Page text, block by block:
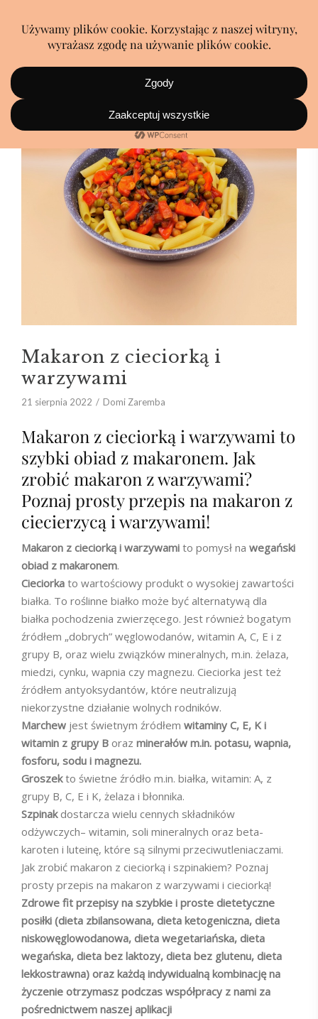
Makaron z cieciorką i
warzywami
21 sierpnia 2022 Domi Zaremba
Makaron z cieciorką i warzywami to
szybki obiad z makaronem. Jak
zrobić makaron z warzywami?
Poznaj prosty przepis na makaron z
ciecierzycą i warzywami!
Makaron z cieciorką i warzywami to pomysł na wegański
obiad z makaronem.
Cieciorka to wartościowy produkt o wysokiej zawartości
białka. To roślinne białko może być alternatywą dla
białka pochodzenia zwierzęcego. Jest również bogatym
źródłem „dobrych” węglowodanów, witamin A, C, E i z
grupy B, oraz wielu związków mineralnych, m.in. żelaza,
miedzi, cynku, wapnia czy magnezu. Cieciorka jest też
źródłem antyoksydantów, które neutralizują
niekorzystne działanie wolnych rodników.
Marchew jest świetnym źródłem witaminy C, E, K i
witamin z grupy B oraz minerałów m.in. potasu, wapnia,
fosforu, sodu i magnezu.
Groszekto świetne źródło m.in. białka, witamin: A, z
grupy B, C, E i K, żelaza i błonnika.
Szpinakdostarcza wielu cennych składników
odżywczych– witamin, soli mineralnych oraz beta-
karoten i luteinę, które są silnymi przeciwutleniaczami.
Jak zrobić makaron z cieciorką i szpinakiem? Poznaj
prosty przepis na makaron z warzywami i cieciorką!
Zdrowe fit przepisy na szybkie i proste dietetyczne
posiłki (dieta zbilansowana, dieta ketogeniczna, dieta
niskowęglowodanowa, dieta wegetariańska, dieta
wegańska, dieta bez laktozy, dieta bez glutenu, dieta
lekkostrawna) oraz każdą indywidualną kombinację na
życzenie otrzymasz podczas współpracy z nami za
pośrednictwem naszej aplikacji